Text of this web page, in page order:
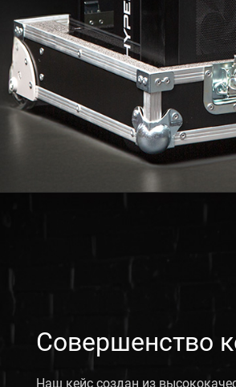
Совершенство
Наш кейс создан из